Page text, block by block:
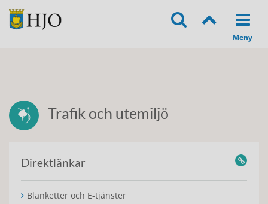
Trafik och utemiljö
Direktlänkar
Blanketter och E-tjänster